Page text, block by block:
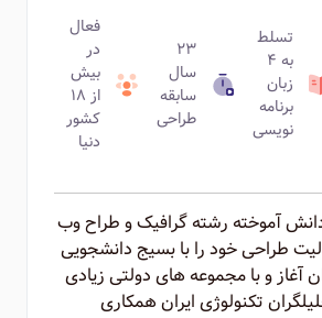
تسلط
به ۴
زبان
برنامه
نویسی
۲۳
سال
سابقه
طراحی
فعال
در
بیش
از ۱۸
کشور
دنیا
آموخته رشته گرافیک و طراح وب
۱۳۸۰ فعالیت طراحی خود را با بسیج دانشجویی
آغاز و با مجموعه های دولتی زیادی
تکنولوژی ایران همکاری